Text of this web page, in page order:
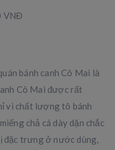
VNĐ
bánh canh Cô Mai là
Cô Mai được rất
vì chất lượng tô bánh
chả cá dày dặn chắc
đặc trưng ở nước dùng,